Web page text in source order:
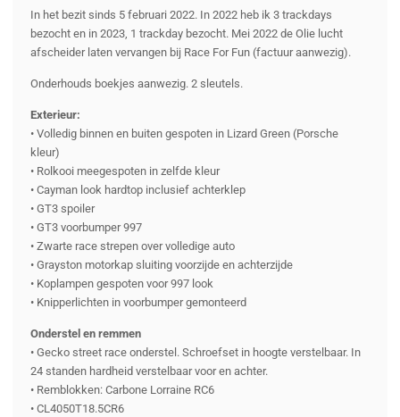
In het bezit sinds 5 februari 2022. In 2022 heb ik 3 trackdays
bezocht en in 2023, 1 trackday bezocht. Mei 2022 de Olie lucht
afscheider laten vervangen bij Race For Fun (factuur aanwezig).
Onderhouds boekjes aanwezig. 2 sleutels.
Exterieur:
• Volledig binnen en buiten gespoten in Lizard Green (Porsche
kleur)
• Rolkooi meegespoten in zelfde kleur
• Cayman look hardtop inclusief achterklep
• GT3 spoiler
• GT3 voorbumper 997
• Zwarte race strepen over volledige auto
• Grayston motorkap sluiting voorzijde en achterzijde
• Koplampen gespoten voor 997 look
• Knipperlichten in voorbumper gemonteerd
Onderstel en remmen
• Gecko street race onderstel. Schroefset in hoogte verstelbaar. In
24 standen hardheid verstelbaar voor en achter.
• Remblokken: Carbone Lorraine RC6
• CL4050T18.5CR6